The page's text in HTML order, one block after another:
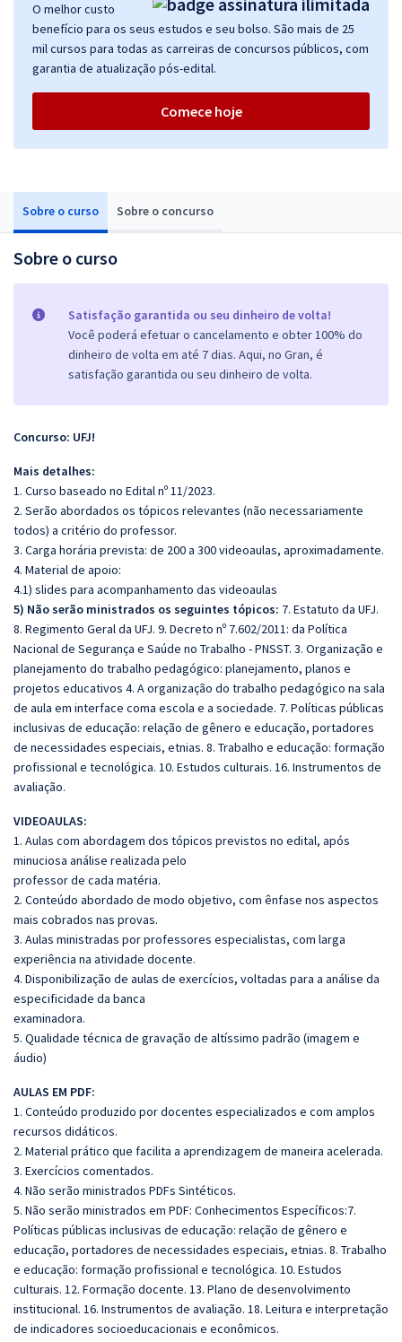
Sobre o curso Sobre o concurso
Sobre o curso
Satisfação garantida ou seu dinheiro de volta!
Você poderá efetuar o cancelamento e obter 100% do
dinheiro de volta em até 7 dias. Aqui, no Gran, é
satisfação garantida ou seu dinheiro de volta.
Concurso: UFJ!
Mais detalhes:
1. Curso baseado no Edital nº 11/2023.
2. Serão abordados os tópicos relevantes (não necessariamente
todos) a critério do professor.
3. Carga horária prevista: de 200 a 300 videoaulas, aproximadamente.
4. Material de apoio:
4.1) slides para acompanhamento das videoaulas
5) Não serão ministrados os seguintes tópicos: 7. Estatuto da UFJ.
8. Regimento Geral da UFJ. 9. Decreto nº 7.602/2011: da Política
Nacional de Segurança e Saúde no Trabalho - PNSST. 3. Organização e
planejamento do trabalho pedagógico: planejamento, planos e
projetos educativos 4. A organização do trabalho pedagógico na sala
de aula em interface coma escola e a sociedade. 7. Políticas públicas
inclusivas de educação: relação de gênero e educação, portadores
de necessidades especiais, etnias. 8. Trabalho e educação: formação
profissional e tecnológica. 10. Estudos culturais. 16. Instrumentos de
avaliação.
VIDEOAULAS:
1. Aulas com abordagem dos tópicos previstos no edital, após
minuciosa análise realizada pelo
professor de cada matéria.
2. Conteúdo abordado de modo objetivo, com ênfase nos aspectos
mais cobrados nas provas.
3. Aulas ministradas por professores especialistas, com larga
experiência na atividade docente.
4. Disponibilização de aulas de exercícios, voltadas para a análise da
especificidade da banca
examinadora.
5. Qualidade técnica de gravação de altíssimo padrão (imagem e
áudio)
AULAS EM PDF:
1. Conteúdo produzido por docentes especializados e com amplos
recursos didáticos.
2. Material prático que facilita a aprendizagem de maneira acelerada.
3. Exercícios comentados.
4. Não serão ministrados PDFs Sintéticos.
5. Não serão ministrados em PDF: Conhecimentos Específicos:7.
Políticas públicas inclusivas de educação: relação de gênero e
educação, portadores de necessidades especiais, etnias. 8. Trabalho
e educação: formação profissional e tecnológica. 10. Estudos
culturais. 12. Formação docente. 13. Plano de desenvolvimento
institucional. 16. Instrumentos de avaliação. 18. Leitura e interpretação
de indicadores socioeducacionais e econômicos.
O melhor custo
benefício para os seus estudos e seu bolso. São mais de 25
mil cursos para todas as carreiras de concursos públicos, com
garantia de atualização pós-edital.
Comece hoje